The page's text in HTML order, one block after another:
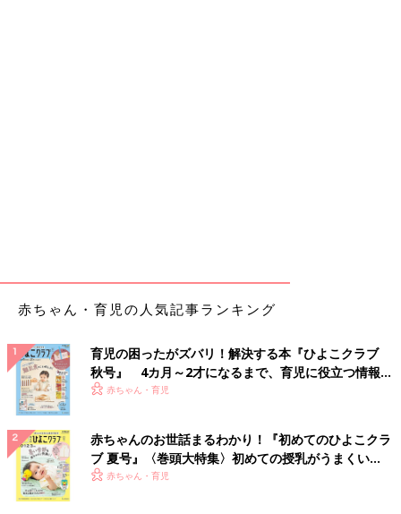
赤ちゃん・育児の人気記事ランキング
育児の困ったがズバリ！解決する本『ひよこクラブ
秋号』 4カ月～2才になるまで、育児に役立つ情報が
いっぱい！
赤ちゃん・育児
赤ちゃんのお世話まるわかり！『初めてのひよこクラ
ブ 夏号』〈巻頭大特集〉初めての授乳がうまくい
く！ おっぱい・ミルクの基本と夏のトラブル 解決テ
赤ちゃん・育児